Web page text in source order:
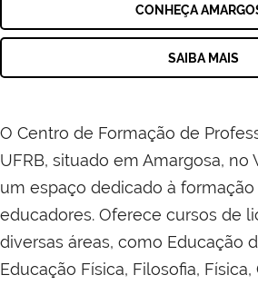
CONHEÇA
SAIBA MAIS
O Centro de Formação de
UFRB, situado em Amargosa, no
um espaço dedicado à
educadores. Oferece cursos de
diversas áreas, como Educação
Educação Física, Filosofia, Física,